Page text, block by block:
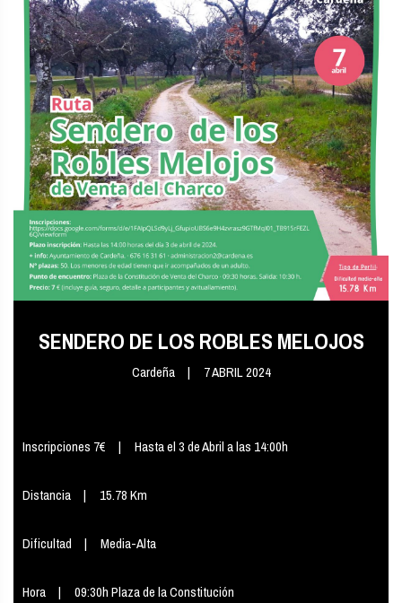
SENDERO DE LOS ROBLES MELOJOS
Cardeña 7 ABRIL 2024
Inscripciones 7€ Hasta el 3 de Abril a las 14:00h
Distancia 15.78 Km
Dificultad Media-Alta
Hora 09:30h Plaza de la Constitución